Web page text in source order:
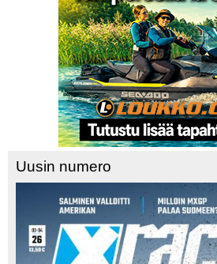
Uusin numero